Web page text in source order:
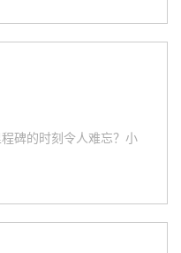
碑的时刻令人难忘？小